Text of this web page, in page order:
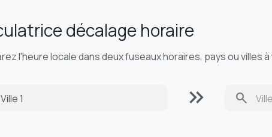
décalage horaire
l'heure locale dans deux fuseaux horaires, pays ou villes
keyboard_double_arrow_right search